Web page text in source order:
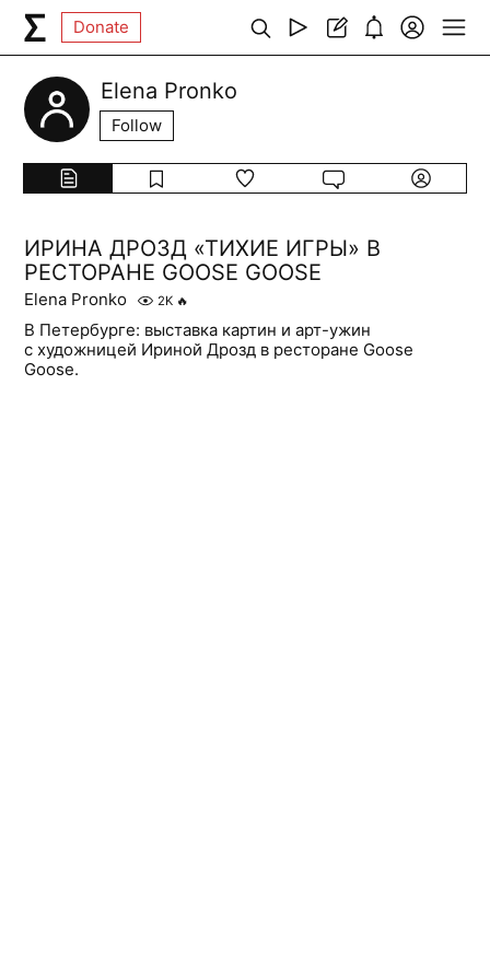
Donate
Elena Pronko
Follow
ИРИНА ДРОЗД «ТИХИЕ ИГРЫ» В
РЕСТОРАНЕ GOOSE GOOSE
Elena Pronko 2K 🔥
В Петербурге: выставка картин и арт-ужин
с художницей Ириной Дрозд в ресторане Goose
Goose.